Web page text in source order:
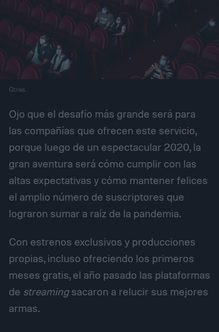
Gtres.
Ojo que el desafío más grande será para
las compañías que ofrecen este servicio,
porque luego de un espectacular 2020, la
gran aventura será cómo cumplir con las
altas expectativas y cómo mantener felices
el amplio número de suscriptores que
lograron sumar a raíz de la pandemia.
Con estrenos exclusivos y producciones
propias, incluso ofreciendo los primeros
meses gratis, el año pasado las plataformas
de streamingsacaron a relucir sus mejores
armas.